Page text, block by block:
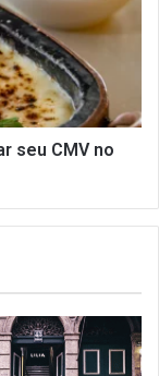
seu CMV no